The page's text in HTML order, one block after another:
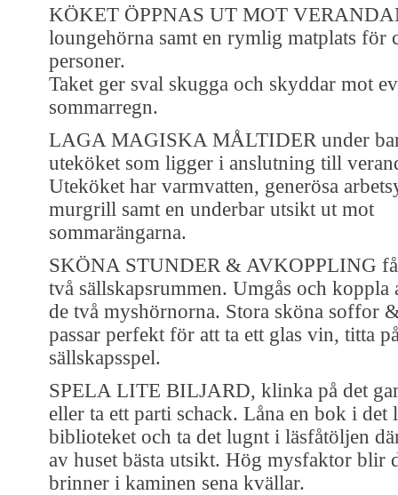
KÖKET ÖPPNAS UT MOT
loungehörna samt en rymlig matplats för
personer.
Taket ger sval skugga och skyddar mot
sommarregn.
LAGA MAGISKA MÅLTIDER under
uteköket som ligger i anslutning till
Uteköket har varmvatten, generösa
murgrill samt en underbar utsikt ut mot
sommarängarna.
SKÖNA STUNDER & AVKOPPLING
två sällskapsrummen. Umgås och koppla
de två myshörnorna. Stora sköna soffor
passar perfekt för att ta ett glas vin, titta
sällskapsspel.
SPELA LITE BILJARD, klinka på det
eller ta ett parti schack. Låna en bok i det
biblioteket och ta det lugnt i läsfåtöljen
av huset bästa utsikt. Hög mysfaktor blir
brinner i kaminen sena kvällar.